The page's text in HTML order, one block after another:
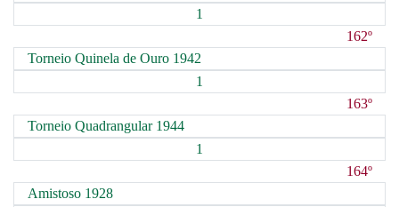
1
162º
Torneio Quinela de Ouro 1942
1
163º
Torneio Quadrangular 1944
1
164º
Amistoso 1928